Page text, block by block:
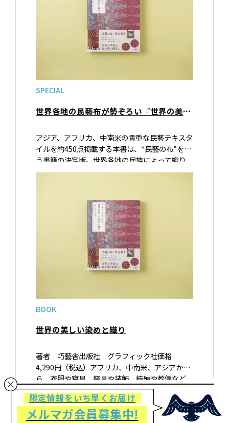
SPECIAL
世界各地の民藝布が勢ぞろい『世界の美しい染めと織り』（グラフィック社）
アジア、アフリカ、中南米の貴重な民藝テキスタ
イルを約450点掲載する本書は、“民藝の布”を扱
う書籍の決定版。世界各地の民族によって織り
なされる美しい布の数々に魅了されます。著者は
BOOK
世界の美しい染めと織り
著者 巧藝舎出版社 グラフィック社価格
4,290円（税込）アフリカ、中南米、アジアか
ら、衣服や寝具、祭具や装飾、結納や葬儀など、
それぞれ民族の人生の節目を彩ってきた布を、
染織技法や文化的背景とともに450点紹介。作り
手が消滅してしまったものも多く貴…
限定情報をいち早くお届け
メルマガ会員募集中!